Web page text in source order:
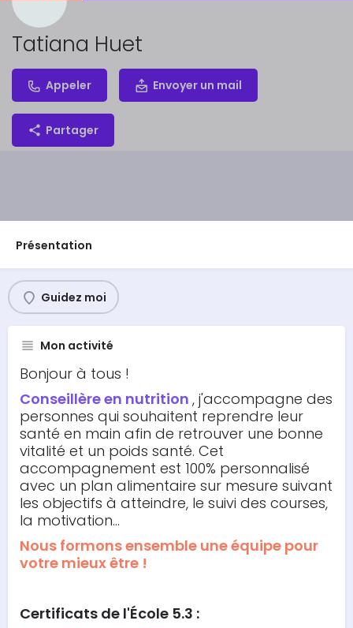
Tatiana Huet
Appeler Envoyer un mail
Partager
Présentation
Guidez moi
Mon activité
Bonjour à tous !
Conseillère en nutrition , j'accompagne des
personnes qui souhaitent reprendre leur
santé en main afin de retrouver une bonne
vitalité et un poids santé. Cet
accompagnement est 100% personnalisé
avec un plan alimentaire sur mesure suivant
les objectifs à atteindre, le suivi des courses,
la motivation...
Nous formons ensemble une équipe pour
votre mieux être !
Certificats de l'École 5.3 :